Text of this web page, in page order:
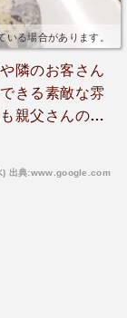
いる場合があります。
隣のお客さん
きる素敵な雰
親父さんの丹
。これほど美
) 出典:www.google.com